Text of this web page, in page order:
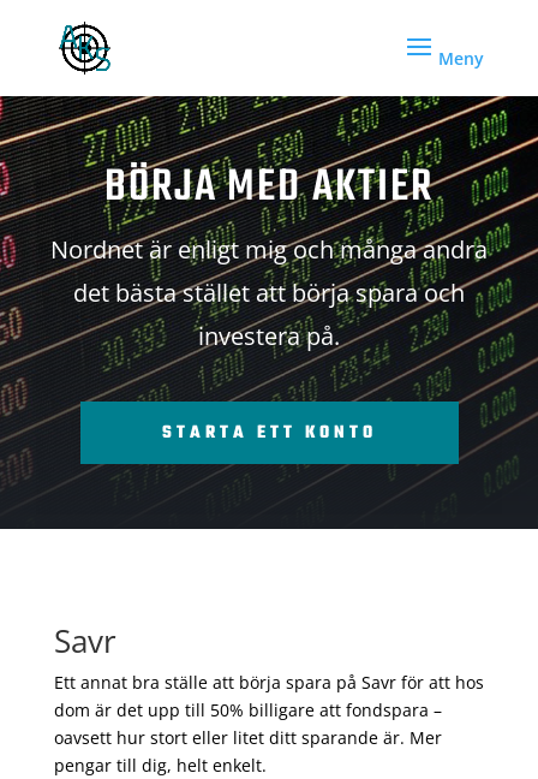
BÖRJA MED AKTIER
Nordnet är enligt mig och många andra
det bästa stället att börja spara och
investera på.
STARTA ETT KONTO
Savr
Ett annat bra ställe att börja spara på Savr för att hos
dom är det upp till 50% billigare att fondspara –
oavsett hur stort eller litet ditt sparande är. Mer
pengar till dig, helt enkelt.